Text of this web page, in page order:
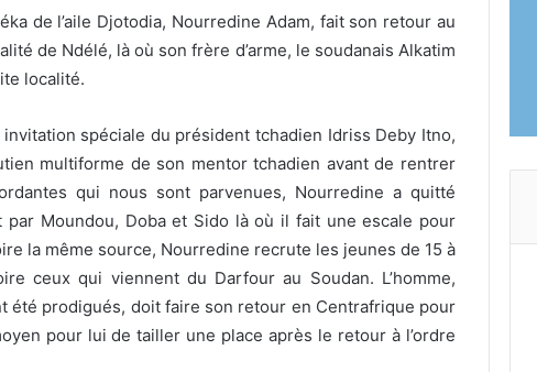
de l’aile Djotodia, Nourredine Adam, fait son retour au
de Ndélé, là où son frère d’arme, le soudanais Alkatim
localité.
invitation spéciale du président tchadien Idriss Deby Itno,
multiforme de son mentor tchadien avant de rentrer
qui nous sont parvenues, Nourredine a quitté
par Moundou, Doba et Sido là où il fait une escale pour
la même source, Nourredine recrute les jeunes de 15 à
ceux qui viennent du Darfour au Soudan. L’homme,
été prodigués, doit faire son retour en Centrafrique pour
pour lui de tailler une place après le retour à l’ordre